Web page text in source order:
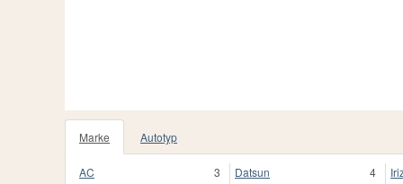
Marke Autotyp
AC
3
Datsun
4